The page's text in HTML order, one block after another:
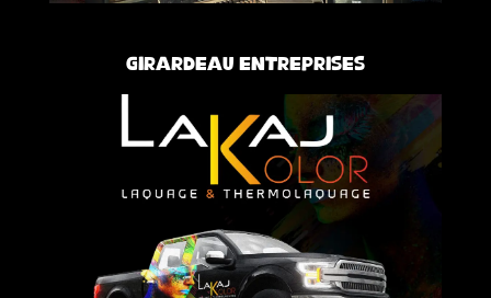
Girardeau Entreprises